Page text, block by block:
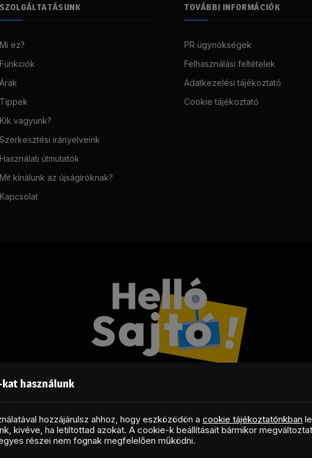
SZOLGÁLTATÁSUNK
Mi ez?
Funkciók
Árak
Tippek
Kik vagyunk?
Szerkesztési irányelveink
Használati útmutatók
Mit kínálunk az újságíróknak?
Kapcsolat
TOVÁBBI INFORMÁCIÓK
PR ügynökségek
Felhasználási feltételek
Adatkezelési tájékoztató
Cookie tájékoztató
FacebookLinkedInX
RSS
Copyright © 2026 Helló Sajtó! Üzleti Sajtószolgálat
használunk
hozzájárulsz ahhoz, hogy eszközödön acookie tájékoztatónkban
kivéve, ha letiltottad azokat. A cookie-k beállításait bármikor
részei nem fognak megfelelően működni.